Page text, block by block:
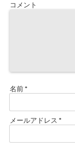
コメント
名前*
メールアドレス *